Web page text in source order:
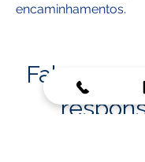
encaminhamentos.
Fale com